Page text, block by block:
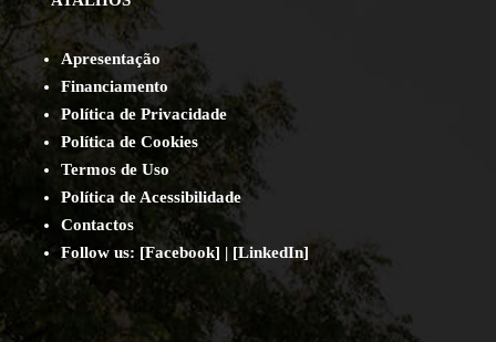
Apresentação
Financiamento
Política de Privacidade
Política de Cookies
Termos de Uso
Política de Acessibilidade
Contactos
Follow us: [Facebook] | [LinkedIn]